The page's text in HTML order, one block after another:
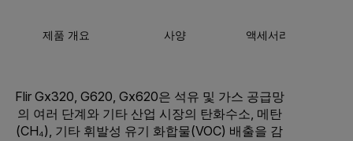
제품 개요 사양 액세서리
Flir Gx320, G620, Gx620은 석유 및 가스 공급망
의 여러 단계와 기타 산업 시장의 탄화수소, 메탄
(CH₄), 기타 휘발성 유기 화합물(VOC) 배출을 감